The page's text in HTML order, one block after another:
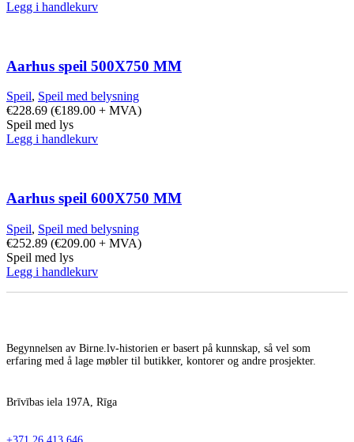
Legg i handlekurv
Aarhus speil 500X750 MM
Speil, Speil med belysning
€228.69 (€189.00 + MVA)
Speil med lys
Legg i handlekurv
Aarhus speil 600X750 MM
Speil, Speil med belysning
€252.89 (€209.00 + MVA)
Speil med lys
Legg i handlekurv
Begynnelsen av Birne.lv-historien er basert på kunnskap, så vel som
erfaring med å lage møbler til butikker, kontorer og andre prosjekter.
Brīvības iela 197A, Rīga